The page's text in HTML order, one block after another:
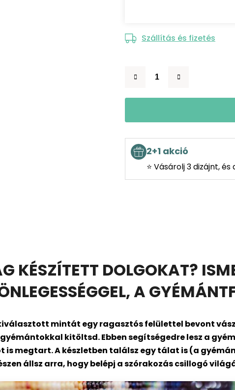
Szállítás és fizetés
2+1 akció
⭐ Vásárolj 3 dizájnt,
KÉSZÍTETT DOLGOKAT?
A
mintát egy ragasztós felülettel bevont
kitöltsd. Ebben segítségedre lesz a
megtart. A készletben találsz egy tálat is (a
állsz arra, hogy belépj a szórakozás csillogó